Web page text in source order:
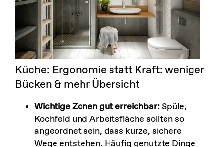
Küche: Ergonomie statt Kraft: weniger
Bücken & mehr Übersicht
Wichtige Zonen gut erreichbar:Spüle,
Kochfeld und Arbeitsfläche sollten so
angeordnet sein, dass kurze, sichere
Wege entstehen. Häufig genutzte Dinge